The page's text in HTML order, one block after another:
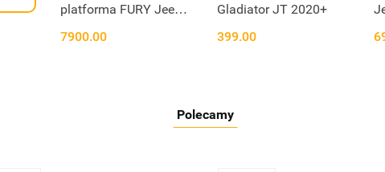
platforma FURY Jeep
7900.00
Gladiator JT 2020+
399.00
Polecamy